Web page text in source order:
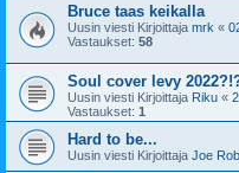
Bruce taas keikalla
Uusin viesti Kirjoittaja mrk «
Vastaukset: 58
Soul cover levy
Uusin viesti Kirjoittaja Riku «
Vastaukset: 1
Hard to be...
Uusin viesti Kirjoittaja Joe